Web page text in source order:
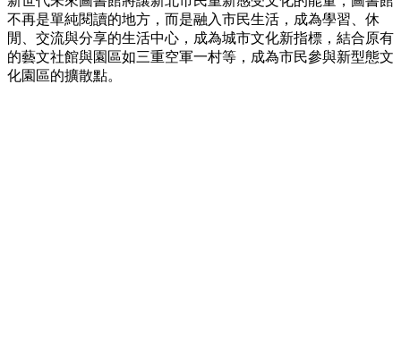
不再是單純閱讀的地方，而是融入市民生活，成為學習、休
閒、交流與分享的生活中心，成為城市文化新指標，結合原有
的藝文社館與園區如三重空軍一村等，成為市民參與新型態文
化園區的擴散點。